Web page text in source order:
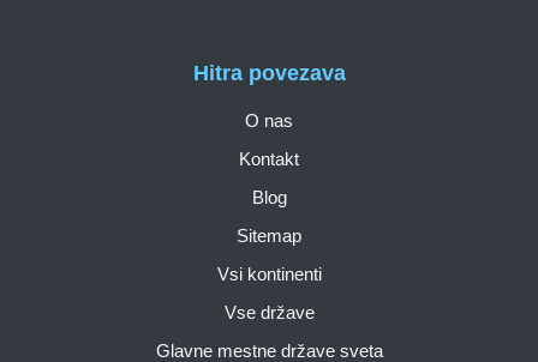
Hitra povezava
O nas
Kontakt
Blog
Sitemap
Vsi kontinenti
Vse države
Glavne mestne države sveta